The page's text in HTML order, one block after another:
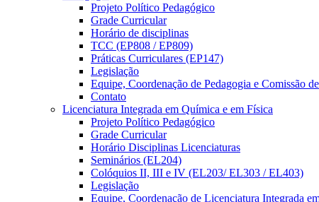
Projeto Político Pedagógico
Grade Curricular
Horário de disciplinas
TCC (EP808 / EP809)
Práticas Curriculares (EP147)
Legislação
Equipe, Coordenação de Pedagogia e Comissão
Contato
Licenciatura Integrada em Química e em Física
Projeto Político Pedagógico
Grade Curricular
Horário Disciplinas Licenciaturas
Seminários (EL204)
Colóquios II, III e IV (EL203/ EL303 / EL403)
Legislação
Equipe, Coordenação de Licenciatura Integrada